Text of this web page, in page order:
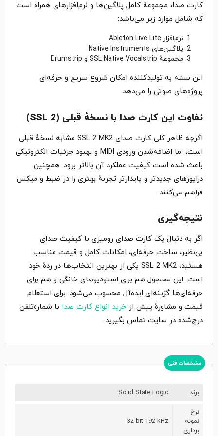
کارت صدا، مجموعهٔ کامل پلاگین‌ها و نرم‌افزارهای همراه است
که شامل موارد زیر می‌باشد:
نرم‌افزار Ableton Live Lite
پلاگین‌های Native Instruments
مجموعهٔ SSL Native Vocalstrip و Drumstrip
این بسته به تولیدکننده امکان شروع سریع و حرفه‌ای
پروژه‌های صوتی را می‌دهد.
تفاوت این کارت صدا با نسخهٔ قبلی (SSL 2)
اگرچه ظاهر کلی کارت صدای SSL 2 MK2 مشابه نسخهٔ قبلی
است، اما اضافه‌شدن ورودی MIDI و بهبود جزئیات الکترونیکی
باعث شده است کیفیت عملکرد آن بالاتر برود. همچنین
درایورهای جدیدتر و پایدارتر تجربهٔ بهتری را در ضبط و میکس
فراهم می‌کنند.
نتیجه‌گیری
اگر به دنبال یک کارت صدای رومیزی با کیفیت صدای
بی‌نظیر، ساخت حرفه‌ای، امکانات کامل و قیمت مناسب
هستید، SSL 2 MK2 یکی از بهترین انتخاب‌ها در ردهٔ خود
است. این محصول هم برای استودیوهای خانگی و هم برای
حرفه‌ای‌ها گزینه‌ای ایده‌آل محسوب می‌شود. برای استعلام
قیمت و مشاورهٔ پیش از خرید انواع کارت صدا با شماره‌تلفن
درج‌شده در سایت تماس بگیرید.
مشخصات فنی
برند Solid State Logic
نرخ
نمونه
برداری
32-bit 192 kHz